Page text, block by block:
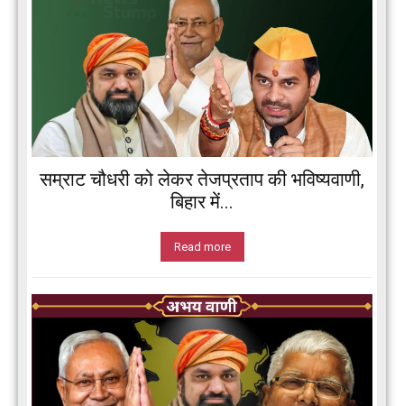
सम्राट चौधरी को लेकर तेजप्रताप की भविष्यवाणी,
बिहार में...
Read more